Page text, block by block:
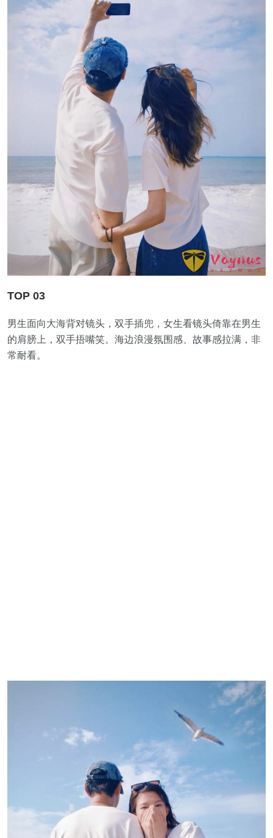
TOP 03
男生面向大海背对镜头，双手插兜，女生看镜头倚靠在男生
的肩膀上，双手捂嘴笑。海边浪漫氛围感、故事感拉满，非
常耐看。